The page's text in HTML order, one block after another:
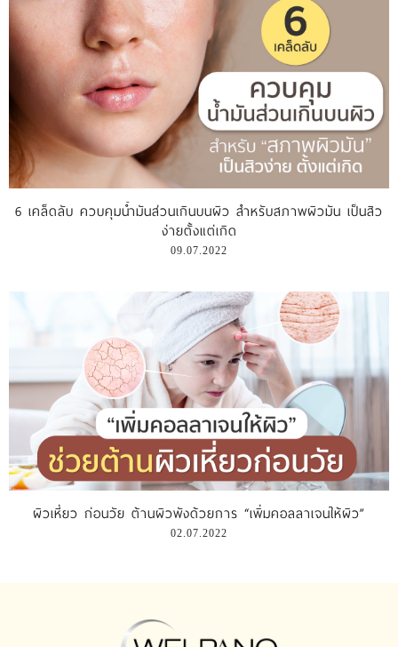
6 เคล็ดลับ ควบคุมน้ำมันส่วนเกินบนผิว สำหรับสภาพผิวมัน เป็นสิว
ง่ายตั้งแต่เกิด
09.07.2022
ผิวเหี่ยว ก่อนวัย ต้านผิวพังด้วยการ “เพิ่มคอลลาเจนให้ผิว”
02.07.2022